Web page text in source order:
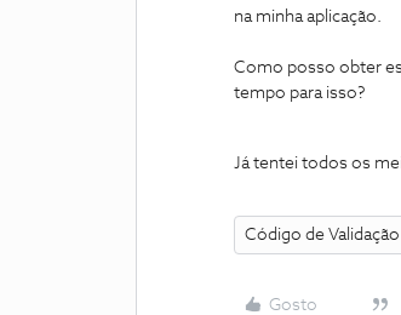
na minha aplicação.
Como posso obter
tempo para isso?
Já tentei todos os
Código de
Gosto